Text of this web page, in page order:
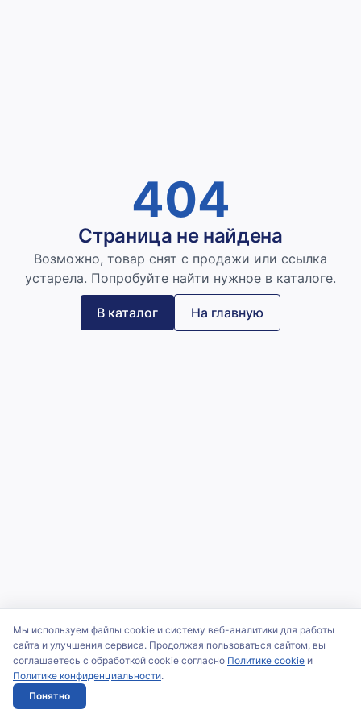
404
Страница не найдена
Возможно, товар снят с продажи или ссылка
устарела. Попробуйте найти нужное в каталоге.
В каталог На главную
Мы используем файлы cookie и систему веб-аналитики для работы
сайта и улучшения сервиса. Продолжая пользоваться сайтом, вы
соглашаетесь с обработкой cookie согласно Политике cookie и
Политике конфиденциальности.
Понятно